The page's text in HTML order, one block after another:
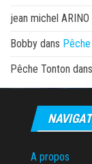
jean michel ARINO
Bobby dans
Pêche Tonton dans
A propos